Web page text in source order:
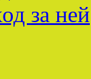
за ней